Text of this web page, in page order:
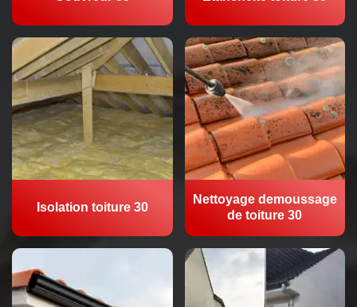
Isolation toiture 30
Nettoyage demoussage
de toiture 30